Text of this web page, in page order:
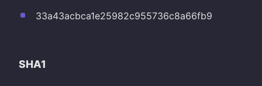
33a43acbca1e25982c955736c8a66fb9
SHA1